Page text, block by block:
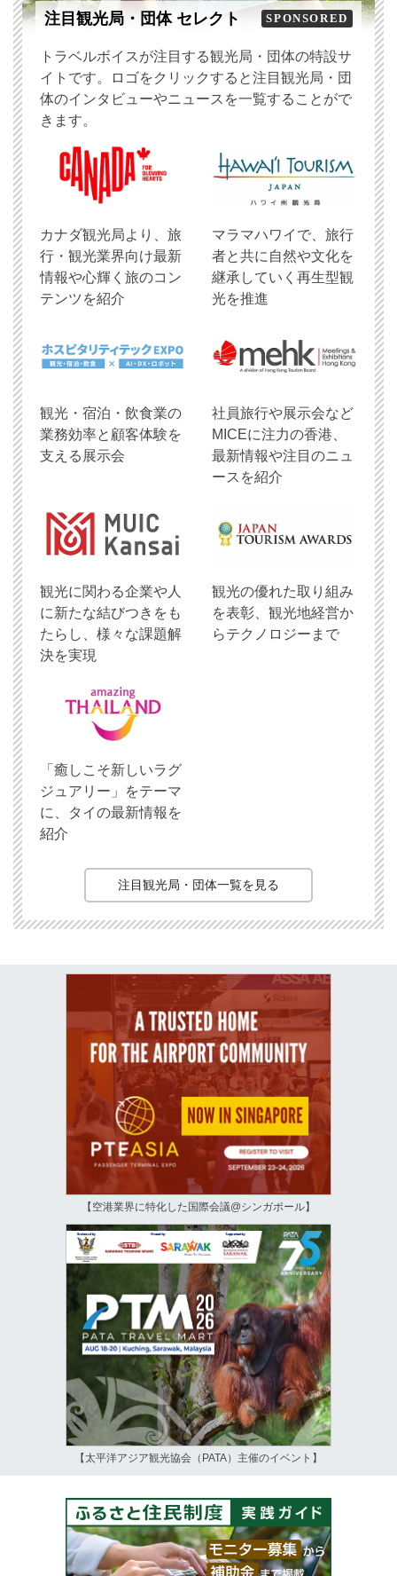
注目観光局・団体 セレクト SPONSORED
トラベルボイスが注目する観光局・団体の特設サ
イトです。ロゴをクリックすると注目観光局・団
体のインタビューやニュースを一覧することがで
きます。
​カナダ観光局より、旅
行・観光業界向け最新
情報や心輝く旅のコン
テンツを紹介
マラマハワイで、旅行
者と共に自然や文化を
継承していく再生型観
光を推進
観光・宿泊・飲食業の
業務効率と顧客体験を
支える展示会
社員旅行や展示会など
MICEに注力の香港、
最新情報や注目のニュ
ースを紹介
観光に関わる企業や人
に新たな結びつきをも
たらし、様々な課題解
決を実現
観光の優れた取り組み
を表彰、観光地経営か
らテクノロジーまで
「癒しこそ新しいラグ
ジュアリー」をテーマ
に、タイの最新情報を
紹介
注目観光局・団体一覧を見る
【空港業界に特化した国際会議@シンガポール】
【太平洋アジア観光協会（PATA）主催のイベント】